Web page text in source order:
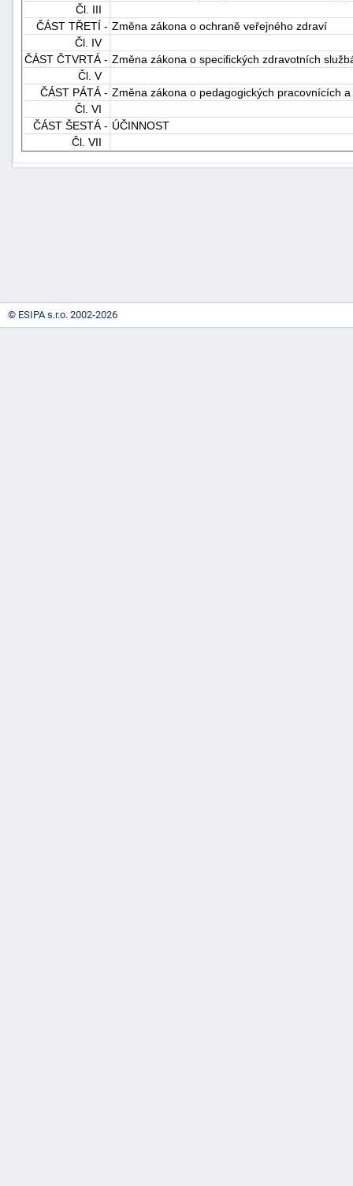
Čl. III
ČÁST TŘETÍ - Změna zákona o ochraně veřejného zdraví
Čl. IV
ČÁST ČTVRTÁ - Změna zákona o specifických zdravotních
Čl. V
ČÁST PÁTÁ - Změna zákona o pedagogických pracovnících
Čl. VI
ČÁST ŠESTÁ - ÚČINNOST
Čl. VII
© ESIPA s.r.o. 2002-2026